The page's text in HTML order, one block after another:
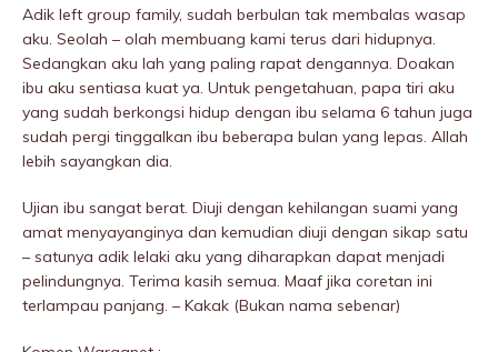
Adik left group family, sudah berbulan tak membaIas wasap
aku. Seolah – olah membuang kami terus dari hidupnya.
Sedangkan aku lah yang paling rapat dengannya. Doakan
ibu aku sentiasa kuat ya. Untuk pengetahuan, papa tiri aku
yang sudah berkongsi hidup dengan ibu selama 6 tahun juga
sudah pergi tinggalkan ibu beberapa bulan yang lepas. Allah
lebih sayangkan dia.
Ujian ibu sangat berat. Diuji dengan kehilangan suami yang
amat menyayanginya dan kemudian diuji dengan sikap satu
– satunya adik lelaki aku yang diharapkan dapat menjadi
peIindungnya. Terima kasih semua. Maaf jika coretan ini
terIampau panjang. – Kakak (Bukan nama sebenar)